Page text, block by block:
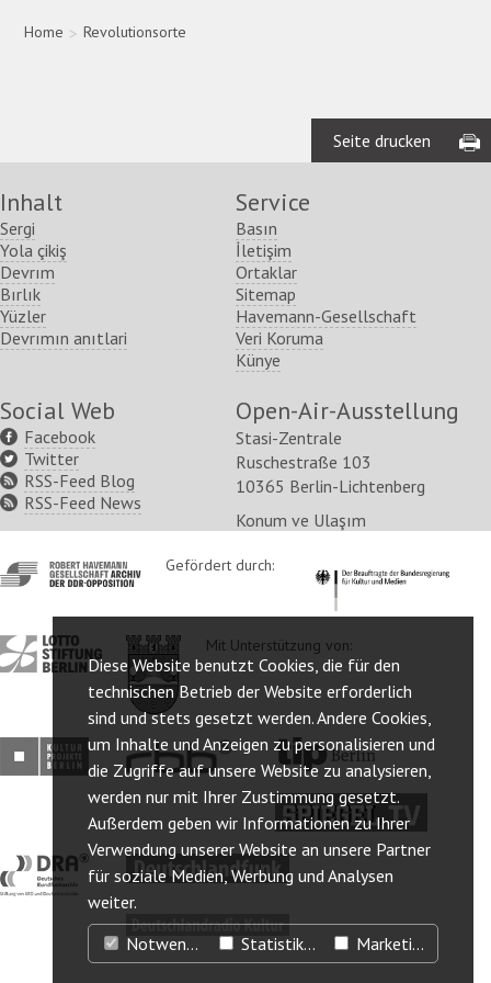
Diese Website benutzt Cookies, die für den
technischen Betrieb der Website erforderlich
sind und stets gesetzt werden. Andere Cookies,
um Inhalte und Anzeigen zu personalisieren und
die Zugriffe auf unsere Website zu analysieren,
werden nur mit Ihrer Zustimmung gesetzt.
Außerdem geben wir Informationen zu Ihrer
Verwendung unserer Website an unsere Partner
für soziale Medien, Werbung und Analysen
weiter.
Notwendig
Statistiken Marketing
Home > Revolutionsorte
Seite drucken
Inhalt
Sergi
Yola çikiş
Devrım
Bırlık
Yüzler
Devrımın anıtlari
Service
Basın
İletişim
Ortaklar
Sitemap
Havemann-Gesellschaft
Veri Koruma
Künye
Social Web
Facebook
Twitter
RSS-Feed Blog
RSS-Feed News
Open-Air-Ausstellung
Stasi-Zentrale
Ruschestraße 103
10365 Berlin-Lichtenberg
Konum ve Ulaşım
http://www.havemann-
gesellschaft.de/
Gefördert durch: http://
http://www.lotto-
stiftung-
http://www.berlin.de/ba-
lichtenberg/
Mit Unterstützung von:
http://www.kulturprojekte-
berlin.de/
http://www.rbb-
online.de/
http://www.tip-
berlin.de/
http://www.spiegel.tv/
http://www.dra.de/http://www.deutschlandfunk.de/
http://www.deutschlandradiokultur.de/